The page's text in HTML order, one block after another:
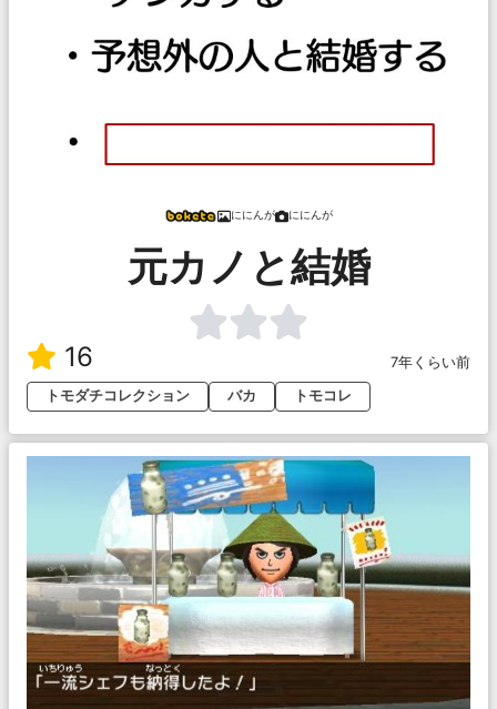
ににんが ににんが
元カノと結婚
16
7年くらい前
トモダチコレクション
バカ トモコレ